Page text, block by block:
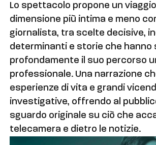
Lo spettacolo propone un
dimensione più intima e meno
giornalista, tra scelte decisive,
determinanti e storie che hanno
profondamente il suo percorso
professionale. Una narrazione
esperienze di vita e grandi
investigative, offrendo al
sguardo originale su ciò che
telecamera e dietro le notizie.